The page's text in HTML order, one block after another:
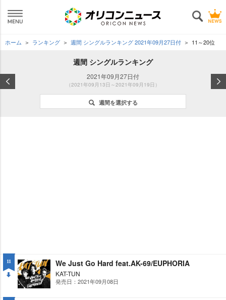
ホーム ランキング 週間 シングルランキング 2021年09月27日付 11～20位
週間 シングルランキング
2021年09月27日付
（2021年09月13日～2021年09月19日）
週間を選択する
11
WN
We Just Go Hard feat.AK-69/EUPHORIA
KAT-TUN
発売日：2021年09月08日